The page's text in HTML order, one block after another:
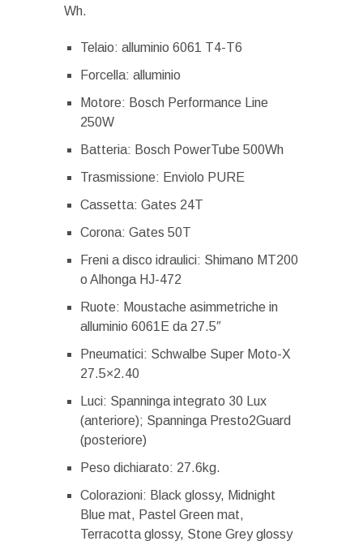
Wh.
Telaio: alluminio 6061 T4-T6
Forcella: alluminio
Motore: Bosch Performance Line
250W
Batteria: Bosch PowerTube 500Wh
Trasmissione: Enviolo PURE
Cassetta: Gates 24T
Corona: Gates 50T
Freni a disco idraulici: Shimano MT200
o Alhonga HJ-472
Ruote: Moustache asimmetriche in
alluminio 6061E da 27.5″
Pneumatici: Schwalbe Super Moto-X
27.5×2.40
Luci: Spanninga integrato 30 Lux
(anteriore); Spanninga Presto2Guard
(posteriore)
Peso dichiarato: 27.6kg.
Colorazioni: Black glossy, Midnight
Blue mat, Pastel Green mat,
Terracotta glossy, Stone Grey glossy